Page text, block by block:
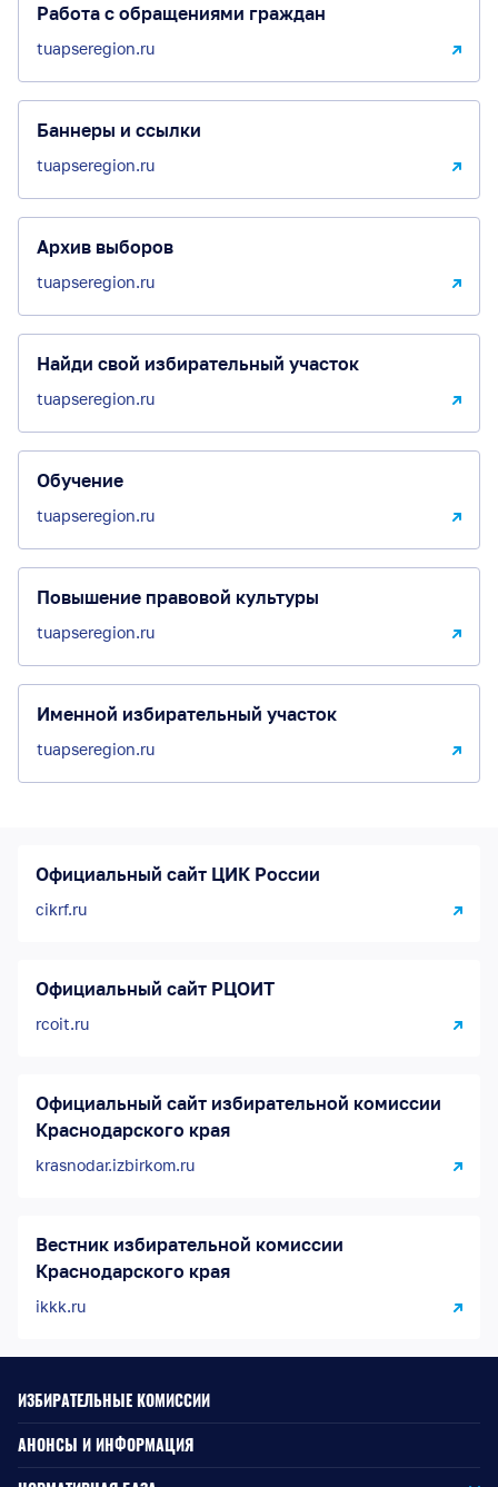
Работа с обращениями граждан
tuapseregion.ru
Баннеры и ссылки
tuapseregion.ru
Архив выборов
tuapseregion.ru
Найди свой избирательный участок
tuapseregion.ru
Обучение
tuapseregion.ru
Повышение правовой культуры
tuapseregion.ru
Именной избирательный участок
tuapseregion.ru
Официальный сайт ЦИК России
cikrf.ru
Официальный сайт РЦОИТ
rcoit.ru
Официальный сайт избирательной комиссии
Краснодарского края
krasnodar.izbirkom.ru
Вестник избирательной комиссии
Краснодарского края
ikkk.ru
ИЗБИРАТЕЛЬНЫЕ КОМИССИИ
АНОНСЫ И ИНФОРМАЦИЯ